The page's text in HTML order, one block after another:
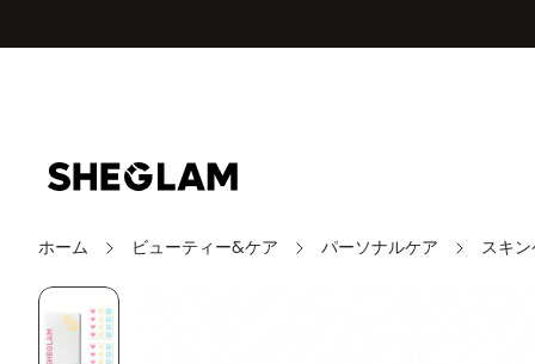
ホーム ビューティー&ケア パーソナルケア スキ